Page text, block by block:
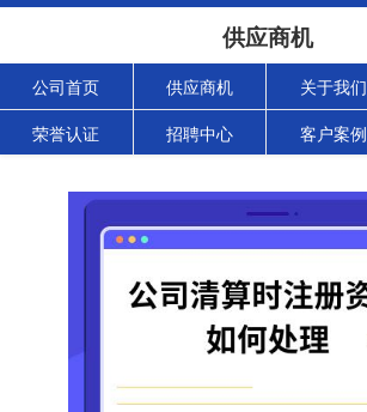
供应商机
公司首页 供应商机 关于我们
荣誉认证 招聘中心 客户案例